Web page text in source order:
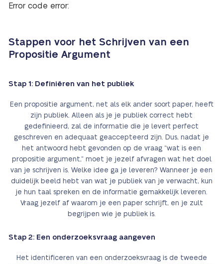
Error code error:
Stappen voor het Schrijven van een
Propositie Argument
Stap 1: Definiëren van het publiek
Een propositie argument, net als elk ander soort paper, heeft
zijn publiek. Alleen als je je publiek correct hebt
gedefinieerd, zal de informatie die je levert perfect
geschreven en adequaat geaccepteerd zijn. Dus, nadat je
het antwoord hebt gevonden op de vraag “wat is een
propositie argument,” moet je jezelf afvragen wat het doel
van je schrijven is. Welke idee ga je leveren? Wanneer je een
duidelijk beeld hebt van wat je publiek van je verwacht, kun
je hun taal spreken en de informatie gemakkelijk leveren.
Vraag jezelf af waarom je een paper schrijft, en je zult
begrijpen wie je publiek is.
Stap 2: Een onderzoeksvraag aangeven
Het identificeren van een onderzoeksvraag is de tweede